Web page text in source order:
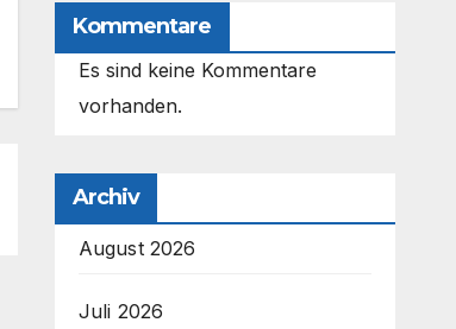
Kommentare
Es sind keine Kommentare
vorhanden.
Archiv
August 2026
Juli 2026